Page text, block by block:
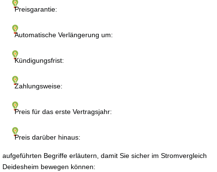
Preisgarantie:
Automatische Verlängerung um:
Kündigungsfrist:
Zahlungsweise:
Preis für das erste Vertragsjahr:
Preis darüber hinaus:
aufgeführten Begriffe erläutern, damit Sie sicher im Stromvergleich
Deidesheim bewegen können: